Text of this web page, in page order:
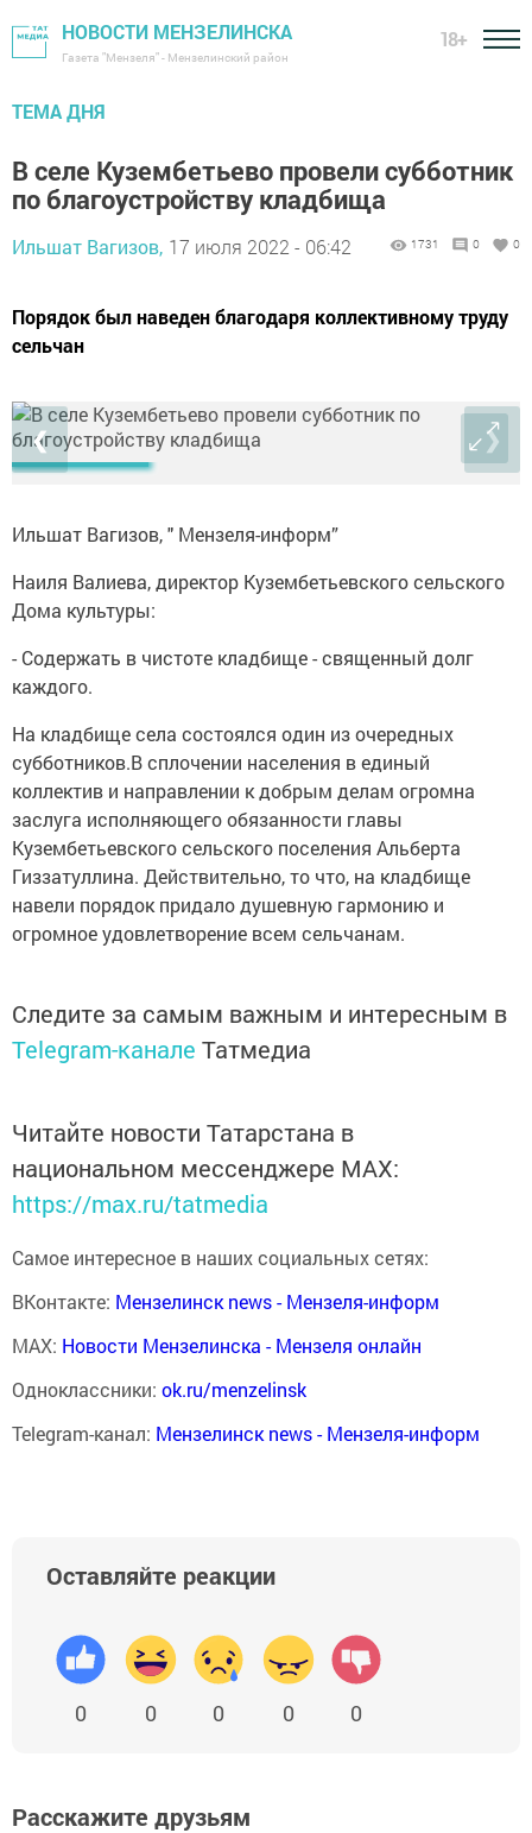
НОВОСТИ МЕНЗЕЛИНСКА
Газета "Мензеля" - Мензелинский район
18+
ТЕМА ДНЯ
В селе Кузембетьево провели субботник
по благоустройству кладбища
Ильшат Вагизов, 17 июля 2022 - 06:42 1731 0 0
Порядок был наведен благодаря коллективному труду
сельчан
❮ ❯
Ильшат Вагизов, " Мензеля-информ”
Наиля Валиева, директор Кузембетьевского сельского
Дома культуры:
- Содержать в чистоте кладбище - священный долг
каждого.
На кладбище села состоялся один из очередных
субботников.В сплочении населения в единый
коллектив и направлении к добрым делам огромна
заслуга исполняющего обязанности главы
Кузембетьевского сельского поселения Альберта
Гиззатуллина. Действительно, то что, на кладбище
навели порядок придало душевную гармонию и
огромное удовлетворение всем сельчанам.
Следите за самым важным и интересным в
Telegram-канале Татмедиа
Читайте новости Татарстана в
национальном мессенджере MАХ:
https://max.ru/tatmedia
Самое интересное в наших социальных сетях:
ВКонтакте: Мензелинск news - Мензеля-информ
MAX: Новости Мензелинска - Мензеля онлайн
Одноклассники: ok.ru/menzelinsk
Telegram-канал: Мензелинск news - Мензеля-информ
Оставляйте реакции
0 0 0 0 0
Расскажите друзьям